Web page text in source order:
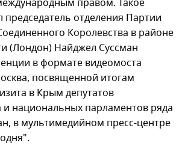
председатель отделения Партии
Королевства в районе
(Лондон) Найджел Суссман
в формате видеомоста
посвященной итогам
в Крым депутатов
национальных парламентов ряда
в мультимедийном пресс-центре